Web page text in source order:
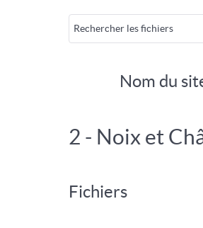
Nom du
2 - Noix et
Fichiers